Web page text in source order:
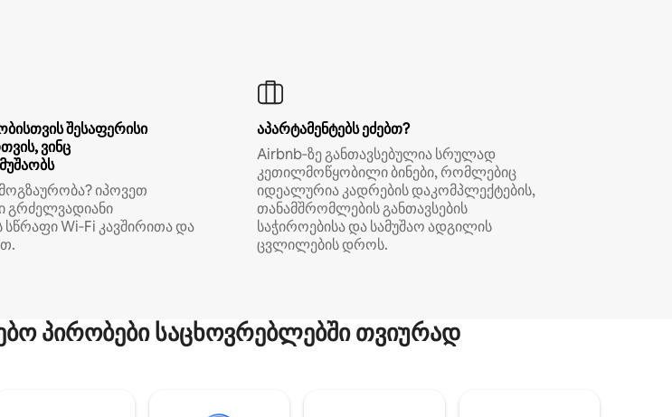
შესაფერისი
ვინც
მოგზაურობა? იპოვეთ
გრძელვადიანი
Wi‑Fi კავშირითა და
აპარტამენტებს ეძებთ?
Airbnb‑ზე განთავსებულია სრულად
კეთილმოწყობილი ბინები, რომლებიც
იდეალურია კადრების დაკომპლექტების,
თანამშრომლების განთავსების
საჭიროებისა და სამუშაო ადგილის
ცვლილების დროს.
პირობები საცხოვრებლებში თვიურად